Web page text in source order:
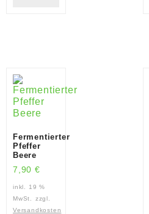
Fermentierter
Pfeffer
Beere
7,90 €
inkl. 19 %
MwSt.
zzgl.
Versandkosten